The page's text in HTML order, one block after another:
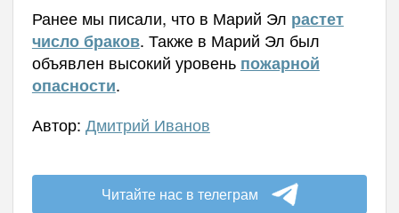
Ранее мы писали, что в Марий Эл растет
число браков. Также в Марий Эл был
объявлен высокий уровень пожарной
опасности.
Автор: Дмитрий Иванов
Читайте нас в телеграм